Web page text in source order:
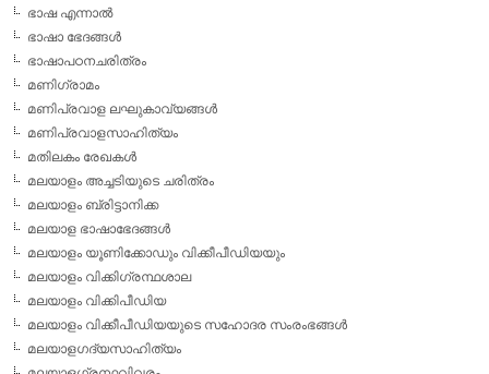
ഭാഷ എന്നാല്‍
ഭാഷാ ഭേദങ്ങള്‍
ഭാഷാപഠനചരിത്രം
മണിഗ്രാമം
മണിപ്രവാള ലഘുകാവ്യങ്ങള്‍
മണിപ്രവാളസാഹിത്യം
മതിലകം രേഖകള്‍
മലയാളം അച്ചടിയുടെ ചരിത്രം
മലയാളം ബ്രിട്ടാനിക്ക
മലയാള ഭാഷാഭേദങ്ങള്‍
മലയാളം യൂണിക്കോഡും വിക്കീപീഡിയയും
മലയാളം വിക്കിഗ്രന്ഥശാല
മലയാളം വിക്കിപീഡിയ
മലയാളം വിക്കീപീഡിയയുടെ സഹോദര സംരംഭങ്ങള്‍
മലയാളഗദ്യസാഹിത്യം